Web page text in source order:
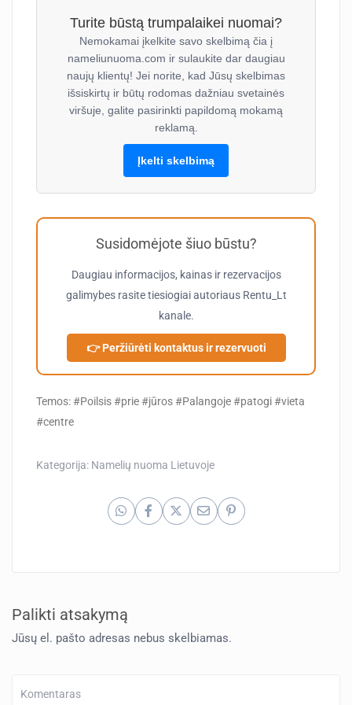
Turite būstą trumpalaikei nuomai?
Nemokamai įkelkite savo skelbimą čia į
nameliunuoma.com ir sulaukite dar daugiau
naujų klientų! Jei norite, kad Jūsų skelbimas
išsiskirtų ir būtų rodomas dažniau svetainės
viršuje, galite pasirinkti papildomą mokamą
reklamą.
Įkelti skelbimą
Susidomėjote šiuo būstu?
Daugiau informacijos, kainas ir rezervacijos
galimybes rasite tiesiogiai autoriaus Rentu_Lt
kanale.
👉 Peržiūrėti kontaktus ir rezervuoti
Temos: #Poilsis #prie #jūros #Palangoje #patogi #vieta
#centre
Kategorija: Namelių nuoma Lietuvoje
Palikti atsakymą
Jūsų el. pašto adresas nebus skelbiamas.